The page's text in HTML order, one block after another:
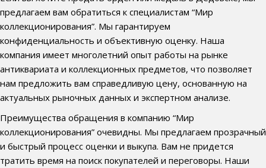
предлагаем вам обратиться к специалистам “Мир
коллекционирования”. Мы гарантируем
конфиденциальность и объективную оценку. Наша
компания имеет многолетний опыт работы на рынке
антиквариата и коллекционных предметов, что позволяет
нам предложить вам справедливую цену, основанную на
актуальных рыночных данных и экспертном анализе.
Преимущества обращения в компанию “Мир
коллекционирования” очевидны. Мы предлагаем прозрачный
и быстрый процесс оценки и выкупа. Вам не придется
тратить время на поиск покупателей и переговоры. Наши